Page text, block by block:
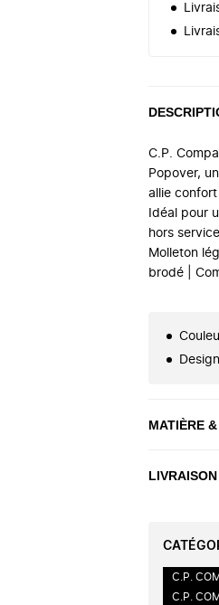
C.P.
Popover,
allie
Idéal pour
hors
Molleton
brodé |
MATIÈRE
C.P.
C.P.